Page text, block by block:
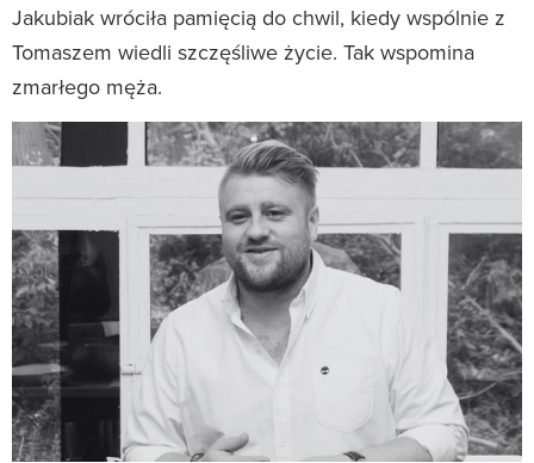
Jakubiak wróciła pamięcią do chwil, kiedy wspólnie z
Tomaszem wiedli szczęśliwe życie. Tak wspomina
zmarłego męża.